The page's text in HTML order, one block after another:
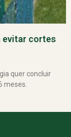
evitar cortes
quer concluir
meses.